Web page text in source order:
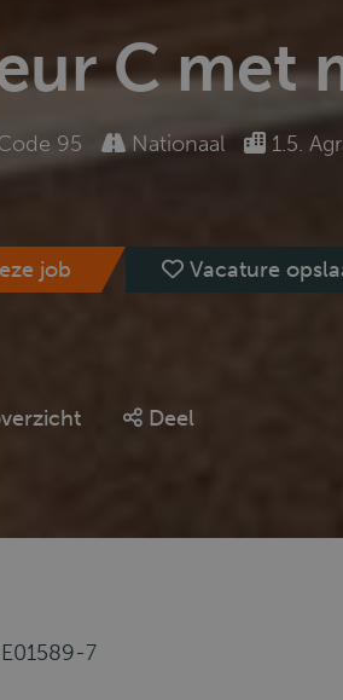
C met
95 Nationaal 1.5.
job Vacature
Deel
7